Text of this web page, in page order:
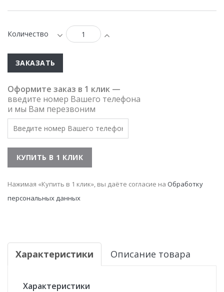
Количество
ЗАКАЗАТЬ
Оформите заказ в 1 клик —
введите номер Вашего телефона
и мы Вам перезвоним
Нажимая «Купить в 1 клик», вы даёте согласие на Обработку
персональных данных
Характеристики Описание товара
Характеристики